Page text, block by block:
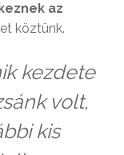
az
köztünk.
kezdete
volt,
kis